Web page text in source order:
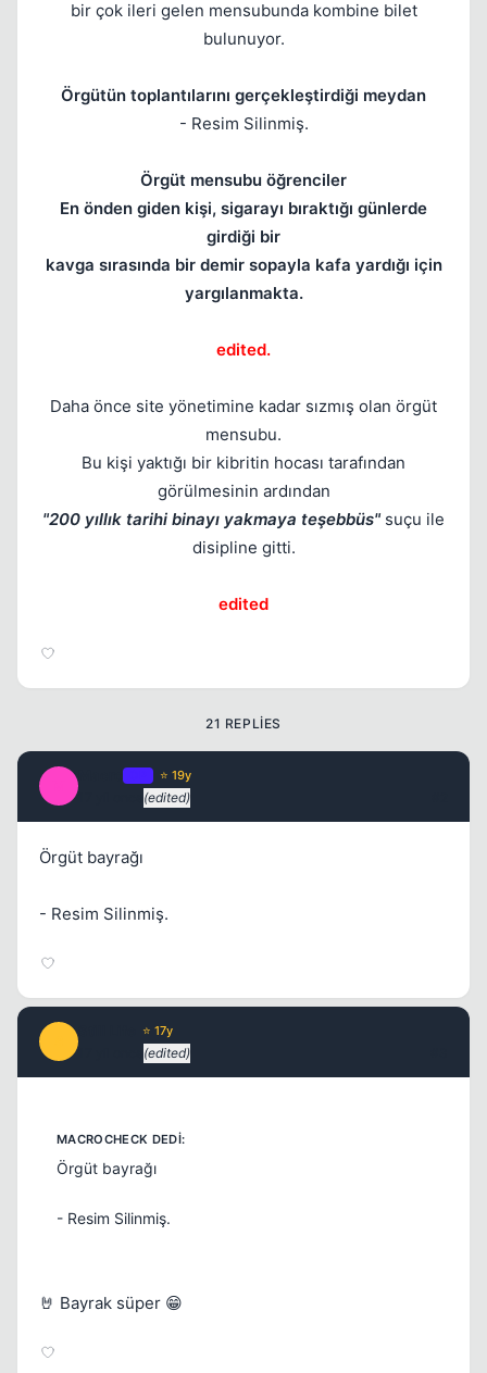
bir çok ileri gelen mensubunda kombine bilet
bulunuyor.
Örgütün toplantılarını gerçekleştirdiği meydan
- Resim Silinmiş.
Örgüt mensubu öğrenciler
En önden giden kişi, sigarayı bıraktığı günlerde
girdiği bir
kavga sırasında bir demir sopayla kafa yardığı için
yargılanmakta.
edited.
Daha önce site yönetimine kadar sızmış olan örgüt
mensubu.
Bu kişi yaktığı bir kibritin hocası tarafından
görülmesinin ardından
"200 yıllık tarihi binayı yakmaya teşebbüs" suçu ile
disipline gitti.
edited
21 REPLIES
⭐ 19y
(edited)
Örgüt bayrağı
- Resim Silinmiş.
⭐ 17y
(edited)
Örgüt bayrağı
- Resim Silinmiş.
🤘 Bayrak süper 😁
Kapat